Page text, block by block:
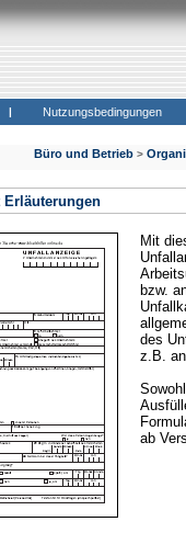
| Nutzungsbedingungen
Büro und Betrieb >
Mit
bzw.
des
z.B.
ab